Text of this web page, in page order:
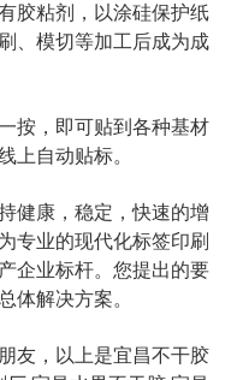
胶粘剂，以涂硅保护纸
、模切等加工后成为成
按，即可贴到各种基材
上自动贴标。
健康，稳定，快速的增
专业的现代化标签印刷
企业标杆。您提出的要
体解决方案。
友，以上是宜昌不干胶